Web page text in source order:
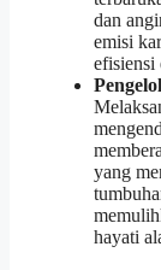
dan
emisi
efisiensi
yang
hayati